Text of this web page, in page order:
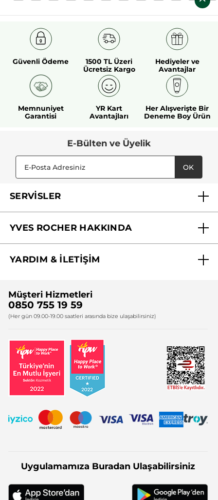
Güvenli Ödeme
1500 TL Üzeri
Ücretsiz Kargo
Hediyeler ve
Avantajlar
Memnuniyet
Garantisi
YR Kart
Avantajları
Her Alışverişte Bir
Deneme Boy Ürün
E-Bülten ve Üyelik
OK
SERVİSLER
YVES ROCHER HAKKINDA
Yves Rocher Vakfı
YARDIM & İLETİŞİM
Bize Ulaşın
Firma Bilgileri
Müşteri Hizmetleri
0850 755 19 59
(Her gün 09.00-19.00 saatleri arasında bize ulaşabilirsiniz)
Uygulamamıza Buradan Ulaşabilirsiniz